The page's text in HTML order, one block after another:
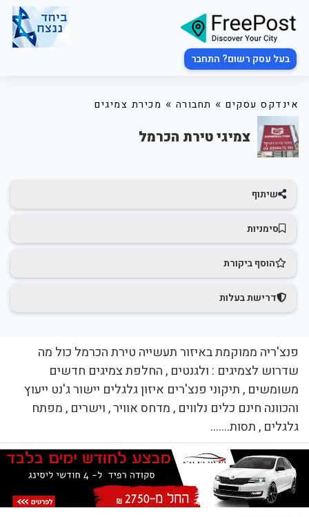
בעל עסק רשום? התחבר
אינדקס עסקים » תחבורה » מכירת צמיגים
צמיגי טירת הכרמל
שיתוף
סימניות
הוסף ביקורת
דרישת בעלות
פנצ'ריה ממוקמת באיזור תעשייה טירת הכרמל כול מה
שדרוש לצמיגים : ולגנטים , החלפת צמיגים חדשים
משומשים , תיקוני פנצ'רים איזון גלגלים יישור ג'נט ייעוץ
והכוונה חינם כלים נלווים , מדחס אוויר , וישרים , מפתח
גלגלים , תסות.......